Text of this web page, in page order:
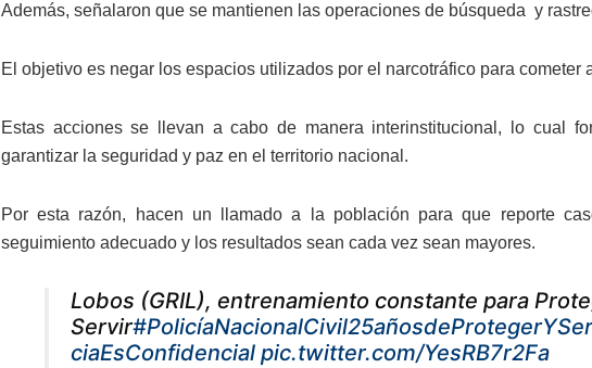
Además, señalaron que se mantienen las operaciones de búsqueda y
El objetivo es negar los espacios utilizados por el narcotráfico para cometer
Estas acciones se llevan a cabo de manera interinstitucional, lo cual
garantizar la seguridad y paz en el territorio nacional.
Por esta razón, hacen un llamado a la población para que reporte
seguimiento adecuado y los resultados sean cada vez sean mayores.
Lobos (GRIL), entrenamiento constante para
Servir
ciaEsConfidencial pic.twitter.com/YesRB7r2Fa